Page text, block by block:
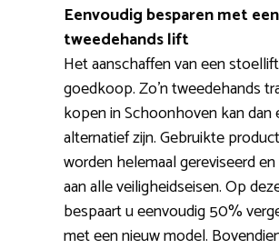
Eenvoudig besparen met een
tweedehands lift
Het aanschaffen van een
goedkoop. Zo’n tweedehands
kopen in Schoonhoven kan dan
alternatief zijn. Gebruikte
worden helemaal gereviseerd
aan alle veiligheidseisen. Op
bespaart u eenvoudig 50%
met een nieuw model.